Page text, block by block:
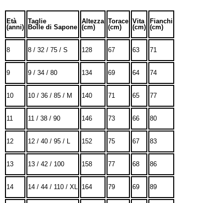
Età
(anni)
Taglie
Bolle di Sapone
Altezza
(cm)
Torace
(cm)
Vita
(cm)
Fianchi
(cm)
8 8 / 32 / 75 / S 128 67 63 71
9 9 / 34 / 80 134 69 64 74
10 10 / 36 / 85 / M 140 71 65 77
11 11 / 38 / 90 146 73 66 80
12 12 / 40 / 95 / L 152 75 67 83
13 13 / 42 / 100 158 77 68 86
14 14 / 44 / 110 / XL 164 79 69 89